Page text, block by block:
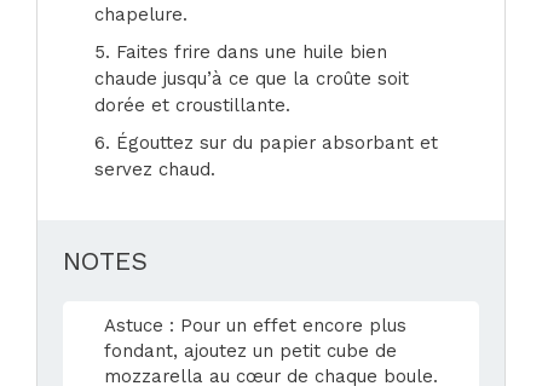
chapelure.
5. Faites frire dans une huile bien
chaude jusqu’à ce que la croûte soit
dorée et croustillante.
6. Égouttez sur du papier absorbant et
servez chaud.
NOTES
Astuce : Pour un effet encore plus
fondant, ajoutez un petit cube de
mozzarella au cœur de chaque boule.